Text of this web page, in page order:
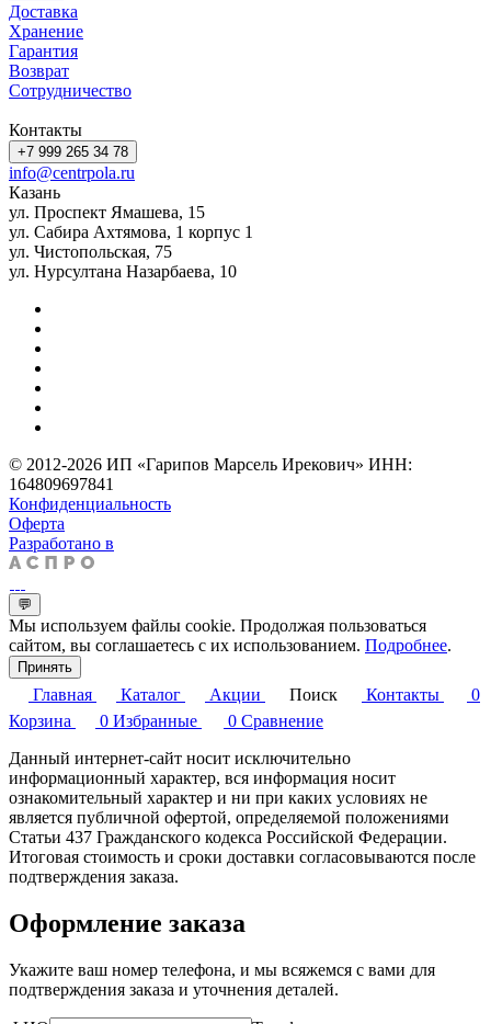
Доставка
Хранение
Гарантия
Возврат
Сотрудничество
Контакты
+7 999 265 34 78
info@centrpola.ru
Казань
ул. Проспект Ямашева, 15
ул. Сабира Ахтямова, 1 корпус 1
ул. Чистопольская, 75
ул. Нурсултана Назарбаева, 10
© 2012-2026 ИП «Гарипов Марсель Ирекович» ИНН:
164809697841
Конфиденциальность
Оферта
Разработано в
💬
Мы используем файлы cookie. Продолжая пользоваться
сайтом, вы соглашаетесь с их использованием. Подробнее.
Принять
Главная Каталог Акции Поиск Контакты
0
Корзина
0 Избранные 0 Сравнение
Данный интернет-сайт носит исключительно
информационный характер, вся информация носит
ознакомительный характер и ни при каких условиях не
является публичной офертой, определяемой положениями
Статьи 437 Гражданского кодекса Российской Федерации.
Итоговая стоимость и сроки доставки согласовываются после
подтверждения заказа.
Оформление заказа
Укажите ваш номер телефона, и мы всяжемся с вами для
подтверждения заказа и уточнения деталей.